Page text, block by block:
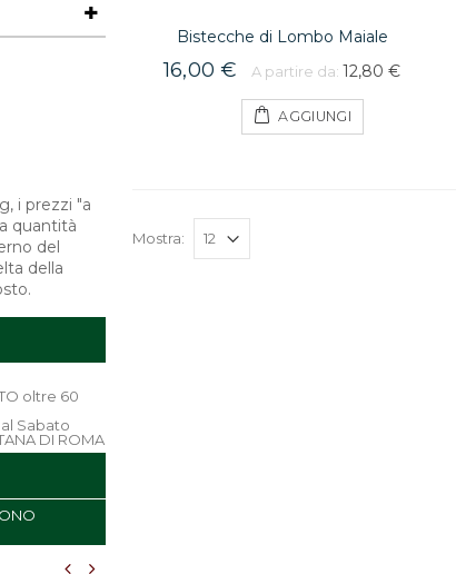
Bistecche di Lombo Maiale
16,00 € A partire da: 12,80 €
AGGIUNGI
Mostra:
i prezzi "a
quantità
del
della
oltre 60
Sabato
DI ROMA